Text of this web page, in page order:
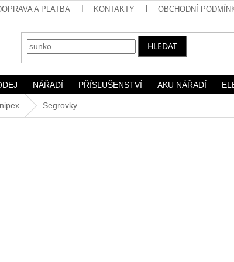
A PLATBA KONTAKTY OBCHODNÍ
HLEDAT
NÁŘADÍ PŘÍSLUŠENSTVÍ AKU NÁŘADÍ
Segrovky